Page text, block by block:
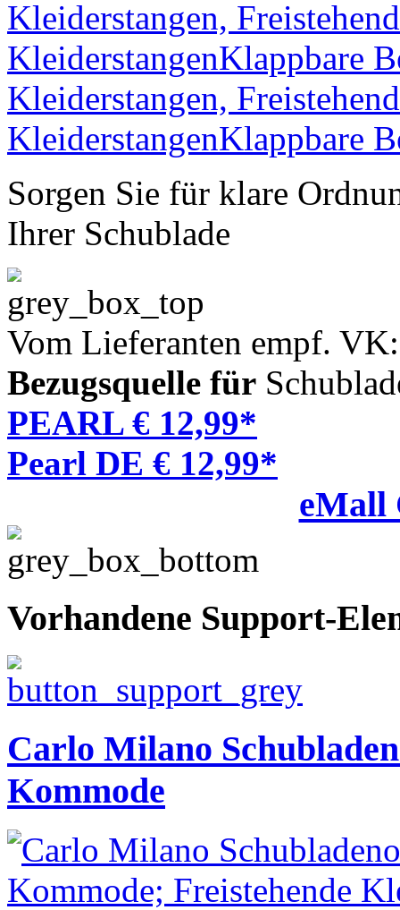
Sorgen Sie für klare
Ihrer Schublade
Vom Lieferanten empf.
Bezugsquelle für
PEARL € 12,99*
Pearl DE € 12,99*
eMall
Vorhandene Support-
Carlo Milano
Kommode